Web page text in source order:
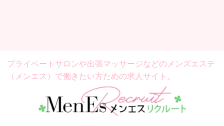
プライベートサロンや出張マッサージなどの メンズエステ
（メンエス）で働きたい方ための求人サイト。